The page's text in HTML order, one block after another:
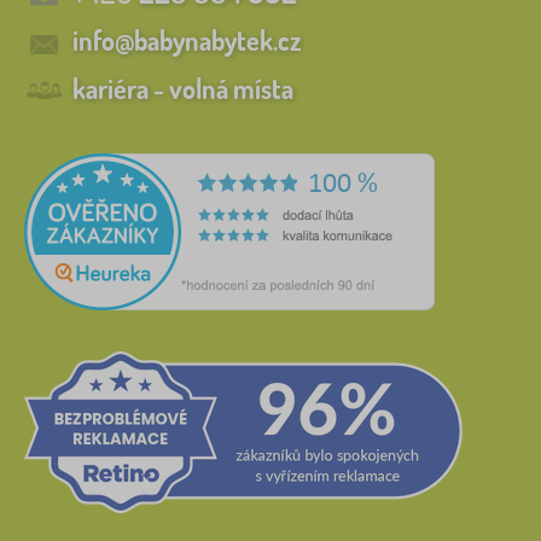
info@babynabytek.cz
kariéra - volná místa